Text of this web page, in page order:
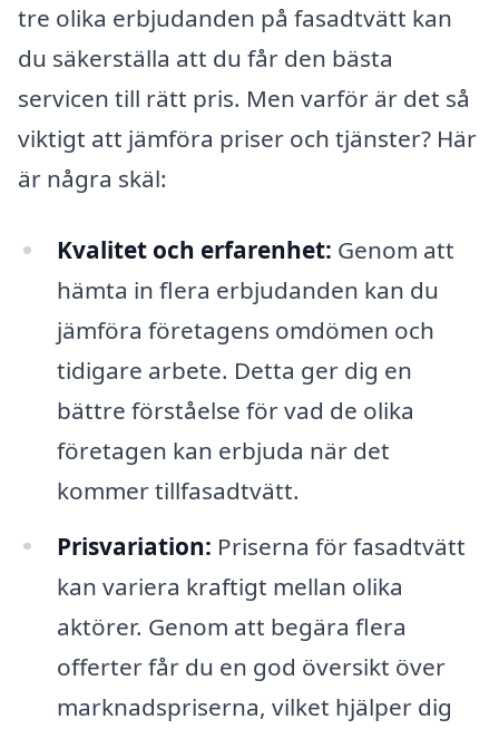
tre olika erbjudanden på fasadtvätt kan
du säkerställa att du får den bästa
servicen till rätt pris. Men varför är det så
viktigt att jämföra priser och tjänster? Här
är några skäl:
Kvalitet och erfarenhet: Genom att
hämta in flera erbjudanden kan du
jämföra företagens omdömen och
tidigare arbete. Detta ger dig en
bättre förståelse för vad de olika
företagen kan erbjuda när det
kommer tillfasadtvätt.
Prisvariation: Priserna för fasadtvätt
kan variera kraftigt mellan olika
aktörer. Genom att begära flera
offerter får du en god översikt över
marknadspriserna, vilket hjälper dig